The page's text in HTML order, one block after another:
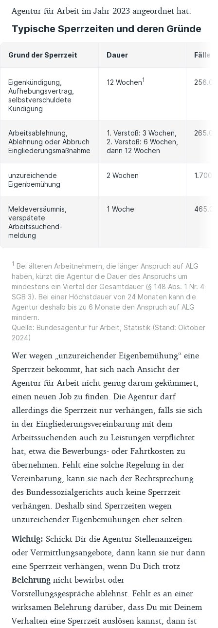
Agentur für Arbeit im Jahr 2023 angeordnet hat:
Typische Sperrzeiten und deren Gründe
Grund der Sperrzeit Dauer Fälle
Eigenkündigung,
Aufhebungsvertrag,
selbstverschuldete
Kündigung
12 Wochen1
Arbeitsablehnung,
Ablehnung oder Abbruch
Eingliederungsmaßnahme
1. Verstoß: 3 Wochen,
2. Verstoß: 6 Wochen,
dann 12 Wochen
unzureichende
Eigenbemühung
2 Wochen 1.700
Meldeversäumnis,
verspätete
Arbeitssuchend-
meldung
1 Woche
1 Bei älteren Arbeitnehmern, die länger Anspruch auf ALG
haben, kürzt die Agentur die Dauer des Anspruchs um
mindestens ein Viertel der Gesamtdauer (§ 148 Abs. 1 Nr. 4
SGB 3). Bei einer Höchstdauer von 24 Monaten kann die
Agentur deshalb bis zu 6 Monate den Anspruch auf ALG
mindern.
Quelle: Bundesagentur für Arbeit, Statistik (Stand: Oktober
2024)
Wer wegen „unzureichender Eigenbemühung“ eine
Sperrzeit bekommt, hat sich nach Ansicht der
Agentur für Arbeit nicht genug darum gekümmert,
einen neuen Job zu finden. Die Agentur darf
allerdings die Sperrzeit nur verhängen, falls sie sich
in der Eingliederungsvereinbarung mit dem
Arbeitssuchenden auch zu Leistungen verpflichtet
hat, etwa die Bewerbungs- oder Fahrtkosten zu
übernehmen. Fehlt eine solche Regelung in der
Vereinbarung, kann sie nach der Rechtsprechung
des Bundessozialgerichts auch keine Sperrzeit
verhängen. Deshalb sind Sperrzeiten wegen
unzureichender Eigenbemühungen eher selten.
Wichtig: Schickt Dir die Agentur Stellenanzeigen
oder Vermittlungsangebote, dann kann sie nur dann
eine Sperrzeit verhängen, wenn Du Dich trotz
Belehrungnicht bewirbst oder
Vorstellungsgespräche ablehnst. Fehlt es an einer
wirksamen Belehrung darüber, dass Du mit Deinem
Verhalten eine Sperrzeit auslösen kannst, dann ist